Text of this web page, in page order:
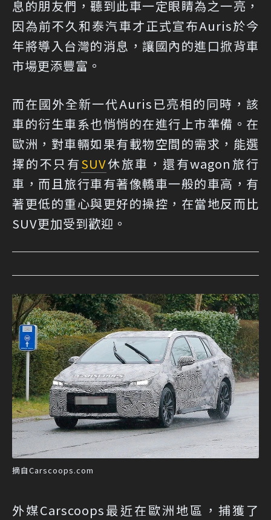
息的朋友們，聽到此車一定眼睛為之一亮，
因為前不久和泰汽車才正式宣布Auris於今
年將導入台灣的消息，讓國內的進口掀背車
市場更添豐富。
而在國外全新一代Auris已亮相的同時，該
車的衍生車系也悄悄的在進行上市準備。在
歐洲，對車輛如果有載物空間的需求，能選
擇的不只有SUV休旅車，還有wagon旅行
車，而且旅行車有著像轎車一般的車高，有
著更低的重心與更好的操控，在當地反而比
SUV更加受到歡迎。
摘自Carscoops.com
外媒Carscoops最近在歐洲地區，捕獲了